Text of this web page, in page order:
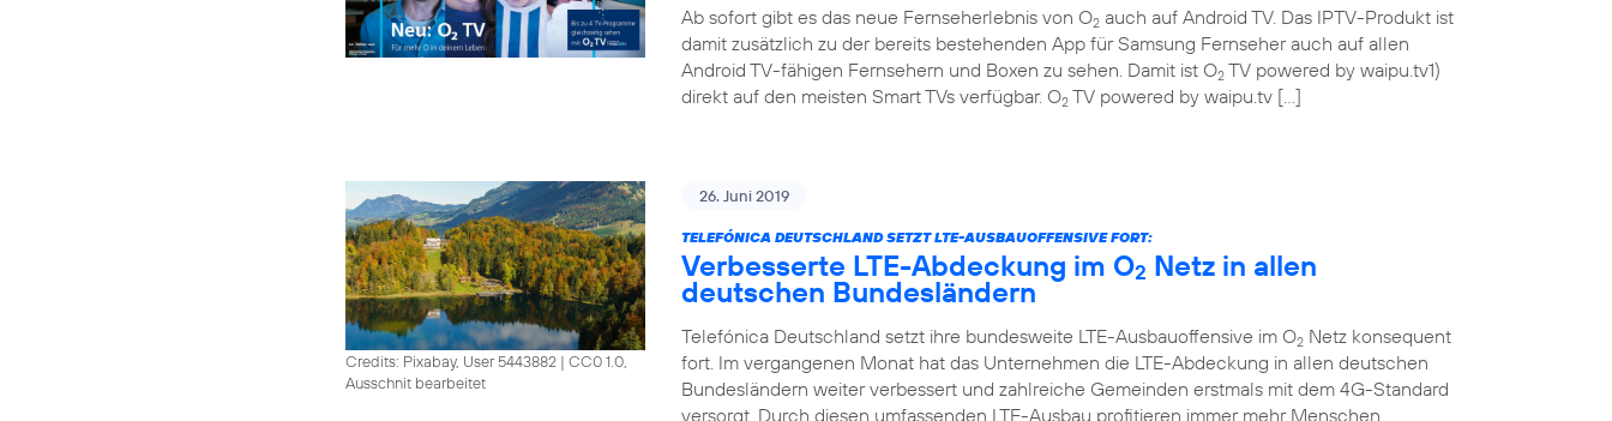
Ab sofort gibt es das neue Fernseherlebnis von O2 auch auf Android TV. Das IPTV-Produkt ist
damit zusätzlich zu der bereits bestehenden App für Samsung Fernseher auch auf allen
Android TV-fähigen Fernsehern und Boxen zu sehen. Damit ist O2 TV powered by waipu.tv1)
direkt auf den meisten Smart TVs verfügbar. O2 TV powered by waipu.tv […]
Credits: Pixabay, User 5443882 | CC0 1.0,
Ausschnit bearbeitet
26. Juni 2019
TELEFÓNICA DEUTSCHLAND SETZT LTE-AUSBAUOFFENSIVE FORT:
Verbesserte LTE-Abdeckung im O2 Netz in allen
deutschen Bundesländern
Telefónica Deutschland setzt ihre bundesweite LTE-Ausbauoffensive im O2 Netz konsequent
fort. Im vergangenen Monat hat das Unternehmen die LTE-Abdeckung in allen deutschen
Bundesländern weiter verbessert und zahlreiche Gemeinden erstmals mit dem 4G-Standard
versorgt. Durch diesen umfassenden LTE-Ausbau profitieren immer mehr Menschen